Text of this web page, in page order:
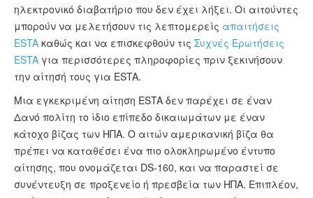
ηλεκτρονικό διαβατήριο που δεν έχει λήξει. Οι αιτούντες
μπορούν να μελετήσουν τις λεπτομερείς απαιτήσεις
ESTA καθώς και να επισκεφθούν τις Συχνές Ερωτήσεις
ESTA για περισσότερες πληροφορίες πριν ξεκινήσουν
την αίτησή τους για ESTA.
Μια εγκεκριμένη αίτηση ESTA δεν παρέχει σε έναν
Δανό πολίτη το ίδιο επίπεδο δικαιωμάτων με έναν
κάτοχο βίζας των ΗΠΑ. Ο αιτών αμερικανική βίζα θα
πρέπει να καταθέσει ένα πιο ολοκληρωμένο έντυπο
αίτησης, που ονομάζεται DS-160, και να παραστεί σε
συνέντευξη σε προξενείο ή πρεσβεία των ΗΠΑ. Επιπλέον,